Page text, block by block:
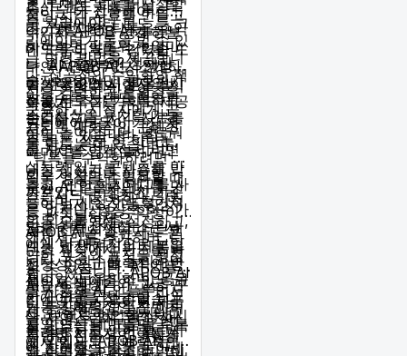
수 있습니다.
적인 시각 자료를 만들고
수익화 노력을 강화하는
데 도움이 되는 강력한 도
구인 APOB AI도 소개하
며, 온라인에서 돈을 벌
수 있는 추가 기회도 제공
합니다.
츠, 브랜드 파트너십, 틱
톡 크리에이터 펀드 등 크
리에이터가 돈을 벌 수 있
는 여러 방법을 제공합니
다. 성공적인 수익화의 핵
심은 강력한 팔로워층을
구축하고 시청자에게 공
감되는 매력적인 콘텐츠
를 만드는 데 있습니다.
늘리는 데 집중해야 합니
다. 그렇다면 틱톡을 수익
화하려면 팔로워가 얼마
나 필요할까요? 정해진
숫자는 없지만, 팔로워가
많을수록 브랜드 협업과
스폰서십을 유치할 가능
성이 높아집니다. 팔로워
를 자연스럽게 늘리려면
설득력 있는 콘텐츠를 만
들고, 관련 해시태그를 사
용하며, 시청자와 정기적
으로 소통하세요.
여기서 APOB AI가 돋보
이도록 도와줄 수 있습니
다. AI 인플루언서 생성기
를 사용하면 시청자의 시
선을 사로잡는 독특하고
눈길을 끄는 시각 자료를
만들 수 있습니다. 참고
이미지를 업로드하거나
내장 생성기를 사용해 맞
춤형 AI 인플루언서를 만
들어 보세요. 인플루언서
의 외모를 맞춤 설정하고,
액세서리를 추가하며, 다
양한 포즈와 표정을 생성
할 수 있습니다. APOB AI
를 사용해 AI 인플루언서
가 등장하는 고품질 이미
지와 영상을 만들면, 틱톡
에서 일관되고 매력적인
틱톡 조회수와 영상 수익
화하기
크리에이터들이 가장 자
주 묻는 질문 중 하나는,
"틱톡을 수익화하려면 조
회수가 얼마나 필요할
까?"입니다. 정해진 기준
은 없지만, 영상 조회수가
많을수록 잠재적 스폰서
에게 더 매력적으로 보입
니다. 조회수를 늘리려면
재미있고, 유익하며, 공유
하기 쉬운 콘텐츠를 만드
세요. 유행하는 해시태그
를 활용하고 인기 챌린지
에 참여해 노출을 높이세
틱톡 영상을 수익화할 때
스폰서드 콘텐츠와 브랜
드 파트너십은 수익성이
높은 선택지입니다. 브랜
드는 항상 자신의 제품을
진정성 있고 매력적인 방
식으로 보여줄 수 있는 크
리에이터를 찾고 있습니
다. 브랜드 협업을 성사시
키려면 시청자 인구통계
와 참여율을 강조한 미디
APOB AI는 스폰서드 콘
텐츠 제작에서 판도를 바
꿀 수 있습니다. AI 인플
루언서 생성기와 고급 편
집 도구를 사용하면 제품
을 자연스럽게 콘텐츠에
통합한 전문적인 영상들
을 만들 수 있습니다. "이
AI로 돈 벌기
틱톡용 매력적인 콘텐츠
를 만드는 데 도움을 주는
것 외에도, APOB AI는 플